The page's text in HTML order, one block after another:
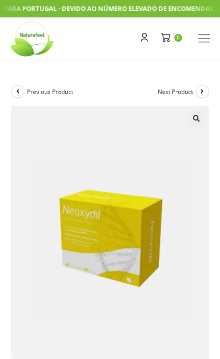
PORTUGAL - DEVIDO AO NÚMERO ELEVADO DE ENCOMENDAS, AS
Previous Product Next Product